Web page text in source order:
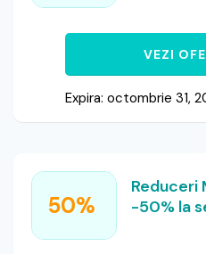
VEZI
Expira: octombrie 31,
50%
Reduceri
-50% la